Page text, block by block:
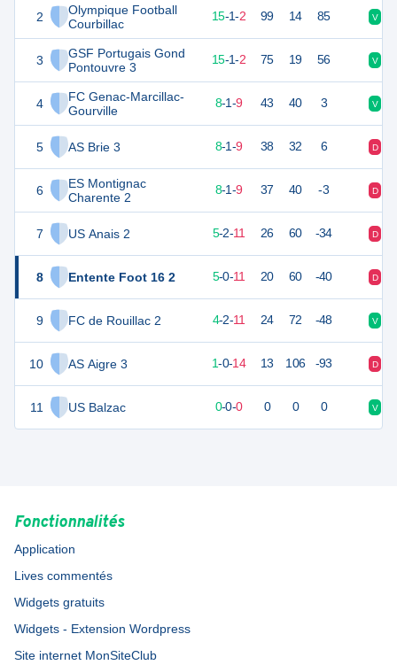
2
Olympique Football
Courbillac
3
GSF Portugais Gond
Pontouvre 3
4
FC Genac-Marcillac-
Gourville
5 AS Brie 3
6
ES Montignac
Charente 2
7 US Anais 2
8 Entente Foot 16 2
9 FC de Rouillac 2
10 AS Aigre 3
11 US Balzac
46 15-1-2 99 14 85 V
46 18 15-1-2 75 19 56 V
25 8-1-9 43 40 3 V
8-1-9 38 32 6 D
8-1-9 37 40 -3 D
5-2-11 26 60 -34 D
13 5-0-11 20 60 -40 D
11 4-2-11 24 72 -48 V
1-0-14 13 106 -93 D
0-0-0 0 0 0 V
Fonctionnalités
Application
Lives commentés
Widgets gratuits
Widgets - Extension Wordpress
Site internet MonSiteClub